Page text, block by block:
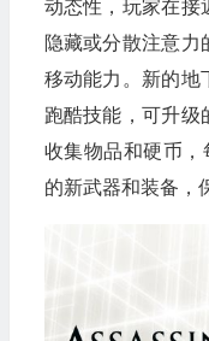
动态性，玩家在接
隐藏或分散注意力
移动能力。新的地
跑酷技能，可升级
收集物品和硬币，
的新武器和装备，